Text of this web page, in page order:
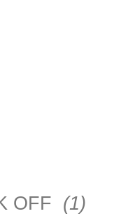
OFF (1)